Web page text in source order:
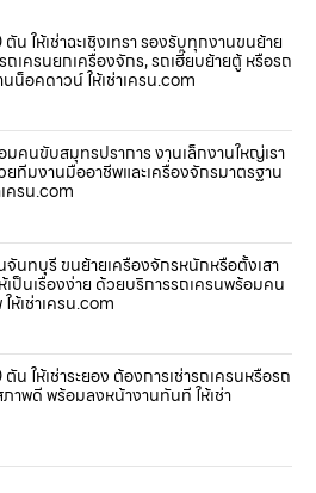
น ให้เช่าฉะเชิงเทรา รองรับทุกงานขนย้าย
ถเครนยกเครื่องจักร, รถเฮี๊ยบย้ายตู้ หรือรถ
น็อคดาวน์ ให้เช่าเครน.com
มคนขับสมุทรปราการ งานเล็กงานใหญ่เรา
ทีมงานมืออาชีพและเครื่องจักรมาตรฐาน
ครน.com
จันทบุรี ขนย้ายเครื่องจักรหนักหรือตั้งเสา
เป็นเรื่องง่าย ด้วยบริการรถเครนพร้อมคน
ห้เช่าเครน.com
น ให้เช่าระยอง ต้องการเช่ารถเครนหรือรถ
าพดี พร้อมลงหน้างานทันที ให้เช่า